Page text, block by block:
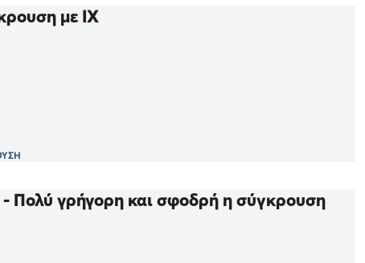
με ΙΧ
Πολύ γρήγορη και σφοδρή η σύγκρουση